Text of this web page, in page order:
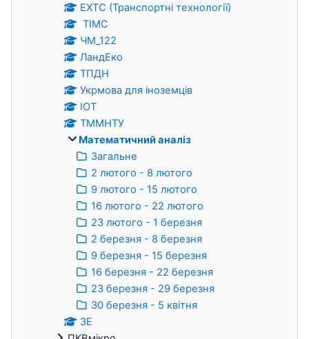
ЕХТС (Транспортні технології)
ТІМС
ЧМ_122
ЛандЕко
ТПДН
Укрмова для іноземців
ІОТ
ТММНТУ
Математичний аналіз
Загальне
2 лютого - 8 лютого
9 лютого - 15 лютого
16 лютого - 22 лютого
23 лютого - 1 березня
2 березня - 8 березня
9 березня - 15 березня
16 березня - 22 березня
23 березня - 29 березня
30 березня - 5 квітня
ЗЕ